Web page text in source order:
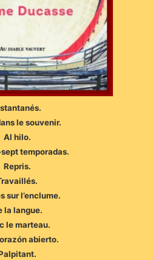
le souvenir.
Al hilo.
temporadas.
Repris.
sur l’enclume.
la langue.
le marteau.
abierto.